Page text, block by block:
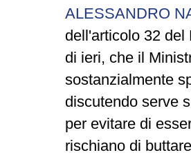
ALESSANDRO
dell'articolo 32 del
di ieri, che il
sostanzialmente
discutendo serve
per evitare di
rischiano di